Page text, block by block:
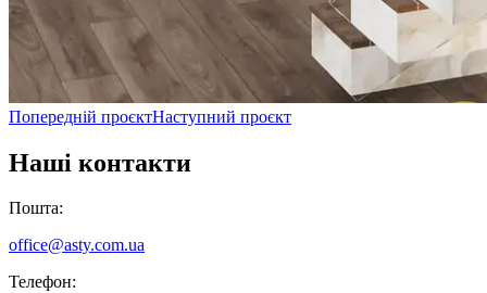
Попередній проєктНаступний проєкт
Наші контакти
Пошта:
office@asty.com.ua
Телефон: